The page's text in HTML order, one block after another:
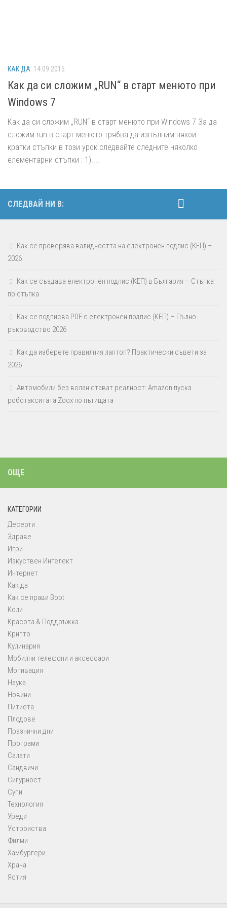
КАК ДА 14.09.2015
Как да си сложим „RUN“ в старт менюто при
Windows 7
Как да си сложим „RUN“ в старт менюто при Windows 7 За да
сложим run в старт менюто трябва да изпълним някои
кратки стъпки в този урок следвайте следните няколко
елементарни стъпки : 1)....
СЛЕДВАЙ НИ В:
Как се проверява валидността на електронен подпис (КЕП) –
2026
Как се създава електронен подпис (КЕП) в България – Стъпка
по стъпка
Как се подписва PDF с електронен подпис (КЕП) – Пълно
ръководство 2026
Как да изберете правилния лаптоп? Практически съвети за
2026
Автомобили без волан стават реалност: Amazon пуска
роботакситата Zoox по пътищата
ОЩЕ
КАТЕГОРИИ
Десерти
Здраве
Игри
Изкуствен Интелект
Интернет
Как да
Как се прави Boot
Коли
Красота & Поддръжка
Крипто
Кулинария
Мобилни телефони и аксесоари
Мотивация
Наука
Новини
Питиета
Плодове
Празнични дни
Програми
Салати
Сандвичи
Сигурност
Супи
Технология
Уреди
Устроиства
Филми
Хамбургери
Храна
Ястия